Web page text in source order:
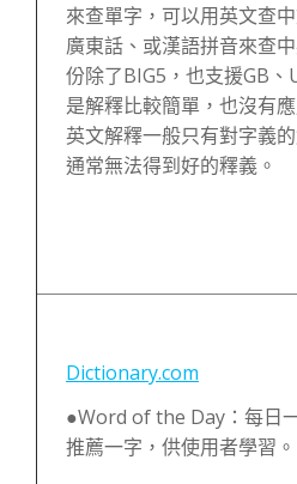
來查單字，可以用英文查
廣東話、或漢語拼音來查
份除了BIG5，也支援GB
是解釋比較簡單，也沒有
英文解釋一般只有對字義
通常無法得到好的釋義。
Dictionary.com
●Word of the Day：每日
推薦一字，供使用者學習。